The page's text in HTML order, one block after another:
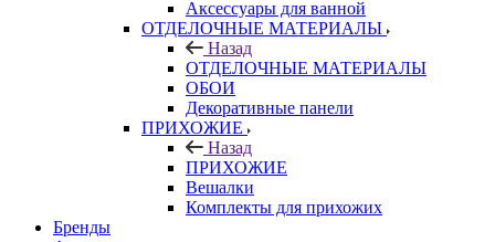
Аксессуары для ванной
ОТДЕЛОЧНЫЕ МАТЕРИАЛЫ
Назад
ОТДЕЛОЧНЫЕ МАТЕРИАЛЫ
ОБОИ
Декоративные панели
ПРИХОЖИЕ
Назад
ПРИХОЖИЕ
Вешалки
Комплекты для прихожих
Бренды